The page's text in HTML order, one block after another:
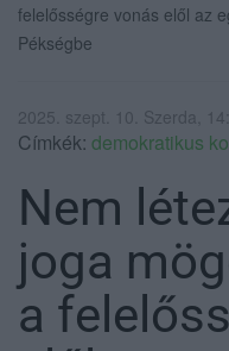
felelősségre vonás elől az
Pékségbe
2025. szept. 10. Szerda,
Címkék: demokratikus
Nem
joga
a